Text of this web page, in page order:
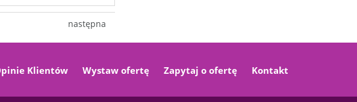
następna
Klientów Wystaw ofertę Zapytaj o ofertę Kontakt